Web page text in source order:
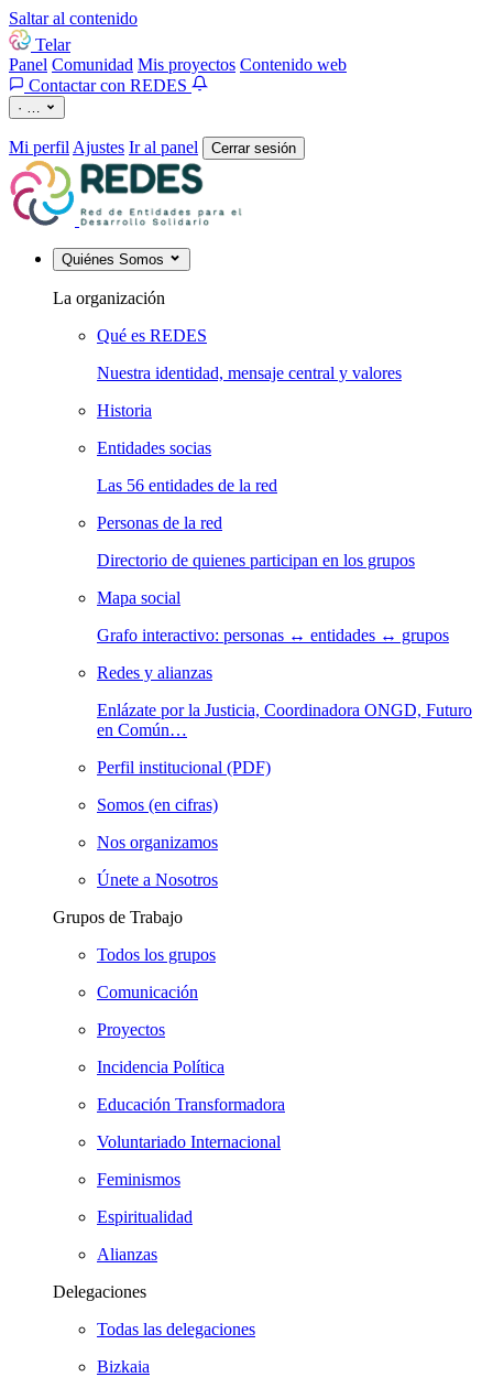
Saltar al contenido
Telar
Panel Comunidad Mis proyectos Contenido web
Contactar con REDES
· …
Mi perfil Ajustes Ir al panel Cerrar sesión
Quiénes Somos
La organización
Qué es REDES
Nuestra identidad, mensaje central y valores
Historia
Entidades socias
Las 56 entidades de la red
Personas de la red
Directorio de quienes participan en los grupos
Mapa social
Grafo interactivo: personas ↔ entidades ↔ grupos
Redes y alianzas
Enlázate por la Justicia, Coordinadora ONGD, Futuro
en Común…
Perfil institucional (PDF)
Somos (en cifras)
Nos organizamos
Únete a Nosotros
Grupos de Trabajo
Todos los grupos
Comunicación
Proyectos
Incidencia Política
Educación Transformadora
Voluntariado Internacional
Feminismos
Espiritualidad
Alianzas
Delegaciones
Todas las delegaciones
Bizkaia